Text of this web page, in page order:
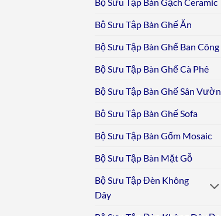
Bộ Sưu Tập Bàn Ghế Ăn
Bộ Sưu Tập Bàn Ghế Ban Công
Bộ Sưu Tập Bàn Ghế Cà Phê
Bộ Sưu Tập Bàn Ghế Sân Vườn
Bộ Sưu Tập Bàn Ghế Sofa
Bộ Sưu Tập Bàn Gốm Mosaic
Bộ Sưu Tập Bàn Mặt Gỗ
Bộ Sưu Tập Đèn Không
Dây